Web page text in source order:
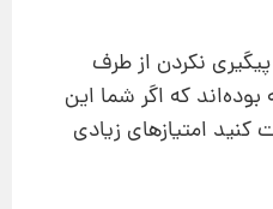
نکردن از طرف
که اگر شما این
امتیازهای زیادی